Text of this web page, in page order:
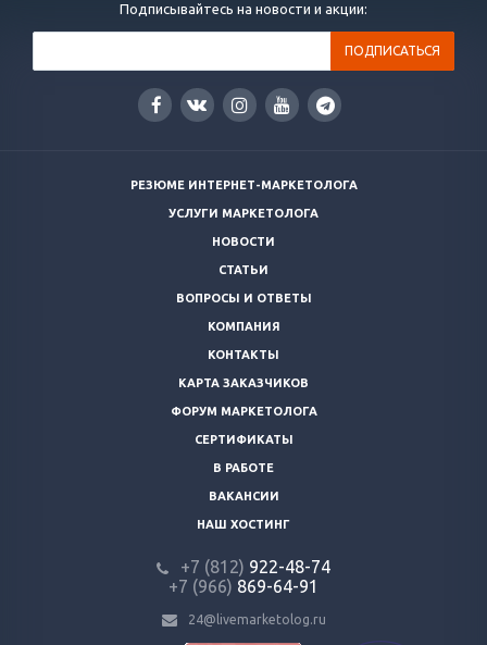
Подписывайтесь на новости и акции:
РЕЗЮМЕ ИНТЕРНЕТ-МАРКЕТОЛОГА
УСЛУГИ МАРКЕТОЛОГА
НОВОСТИ
СТАТЬИ
ВОПРОСЫ И ОТВЕТЫ
КОМПАНИЯ
КОНТАКТЫ
КАРТА ЗАКАЗЧИКОВ
ФОРУМ МАРКЕТОЛОГА
СЕРТИФИКАТЫ
В РАБОТЕ
ВАКАНСИИ
НАШ ХОСТИНГ
+7 (812) 922-48-74
+7 (966) 869-64-91
24@livemarketolog.ru